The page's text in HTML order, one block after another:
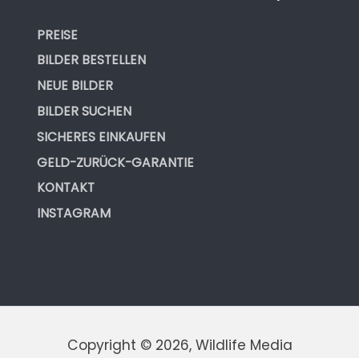
PREISE
BILDER BESTELLEN
NEUE BILDER
BILDER SUCHEN
SICHERES EINKAUFEN
GELD-ZURÜCK-GARANTIE
KONTAKT
INSTAGRAM
Copyright © 2026, Wildlife Media